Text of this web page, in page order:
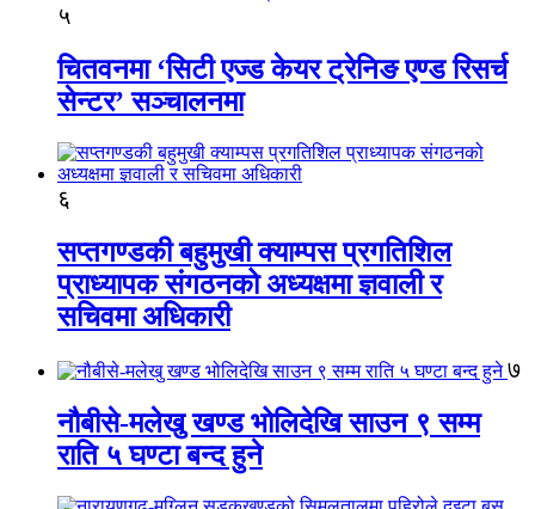
५
चितवनमा ‘सिटी एज्ड केयर ट्रेनिङ एण्ड रिसर्च
सेन्टर’ सञ्चालनमा
६
सप्तगण्डकी बहुमुखी क्याम्पस प्रगतिशिल
प्राध्यापक संगठनको अध्यक्षमा ज्ञवाली र
सचिवमा अधिकारी
७
नौबीसे-मलेखु खण्ड भोलिदेखि साउन ९ सम्म
राति ५ घण्टा बन्द हुने